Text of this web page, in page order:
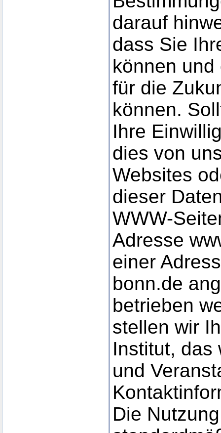
darauf
dass Sie
können
für die
können.
Ihre
dies von
Websites
dieser
WWW-
Adresse
einer
bonn.de
betrieben
stellen wir
Institut, das
und
Die